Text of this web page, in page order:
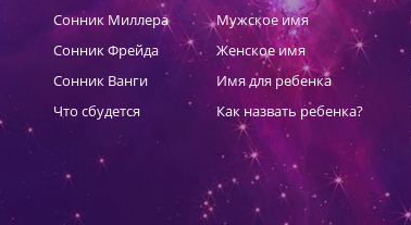
Сонник Миллера
Сонник Фрейда
Сонник Ванги
Что сбудется
Мужское имя
Женское имя
Имя для ребенка
Как назвать ребенка?